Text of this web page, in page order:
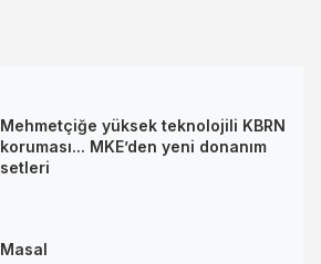
Mehmetçiğe yüksek teknolojili KBRN
koruması... MKE’den yeni donanım
setleri
Masal